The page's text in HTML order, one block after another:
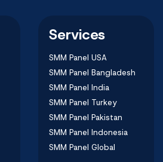
Services
SMM Panel USA
SMM Panel Bangladesh
SMM Panel India
SMM Panel Turkey
SMM Panel Pakistan
SMM Panel Indonesia
SMM Panel Global